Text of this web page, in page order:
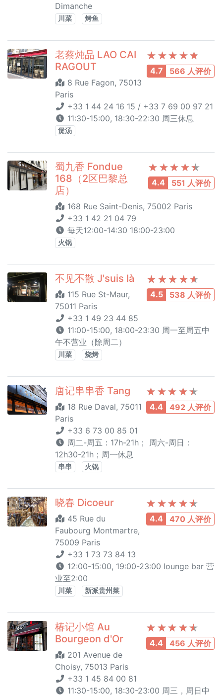
Dimanche
川菜 烤鱼
4.7 566 人评价
老蔡炖品 LAO CAI
RAGOUT
8 Rue Fagon, 75013
Paris
+33 1 44 24 16 15 / +33 7 69 00 97 21
11:30-15:00, 18:30-22:30 周三休息
煲汤
4.4 551 人评价
蜀九香 Fondue
168（2区巴黎总
店）
168 Rue Saint-Denis, 75002 Paris
+33 1 42 21 04 79
每天12:00-14:30 18:00-23:00
火锅
4.5 538 人评价
不见不散 J'suis là
115 Rue St-Maur,
75011 Paris
+33 1 49 23 44 85
11:00-15:00, 18:00-23:30 周一至周五中
午不营业（除周二）
川菜 烧烤
4.4 492 人评价
唐记串串香 Tang
18 Rue Daval, 75011
Paris
+33 6 73 00 85 01
周二-周五：17h-21h； 周六-周日：
12h30-21h；周一休息
串串 火锅
4.4 470 人评价
晓春 Dicoeur
45 Rue du
Faubourg Montmartre,
75009 Paris
+33 1 73 73 84 13
12:00-15:00, 19:00-23:00 lounge bar 营
业至2:00
川菜 新派贵州菜
4.4 456 人评价
椿记小馆 Au
Bourgeon d'Or
201 Avenue de
Choisy, 75013 Paris
+33 1 45 84 00 81
11:30-15:00, 18:30-23:00 周三，周日中